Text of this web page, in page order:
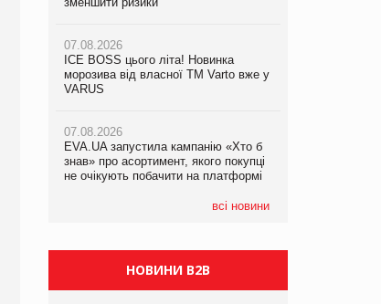
07.08.2026
ICE BOSS цього літа! Новинка
морозива від власної ТМ Varto вже у
VARUS
07.08.2026
EVA.UA запустила кампанію «Хто б
знав» про асортимент, якого покупці
не очікують побачити на платформі
всі новини
06.08.2026
Смачна новинка для хвостатих: у
VARUS з’явилися паучі Varto Paw
05.08.2026
Мережа супермаркетів VARUS купує
мережу магазинів формату
компанія налічуватиме 374 магазини
07.08.2026
Франція заборонила рекламні дзвінки
НОВИНИ B2B